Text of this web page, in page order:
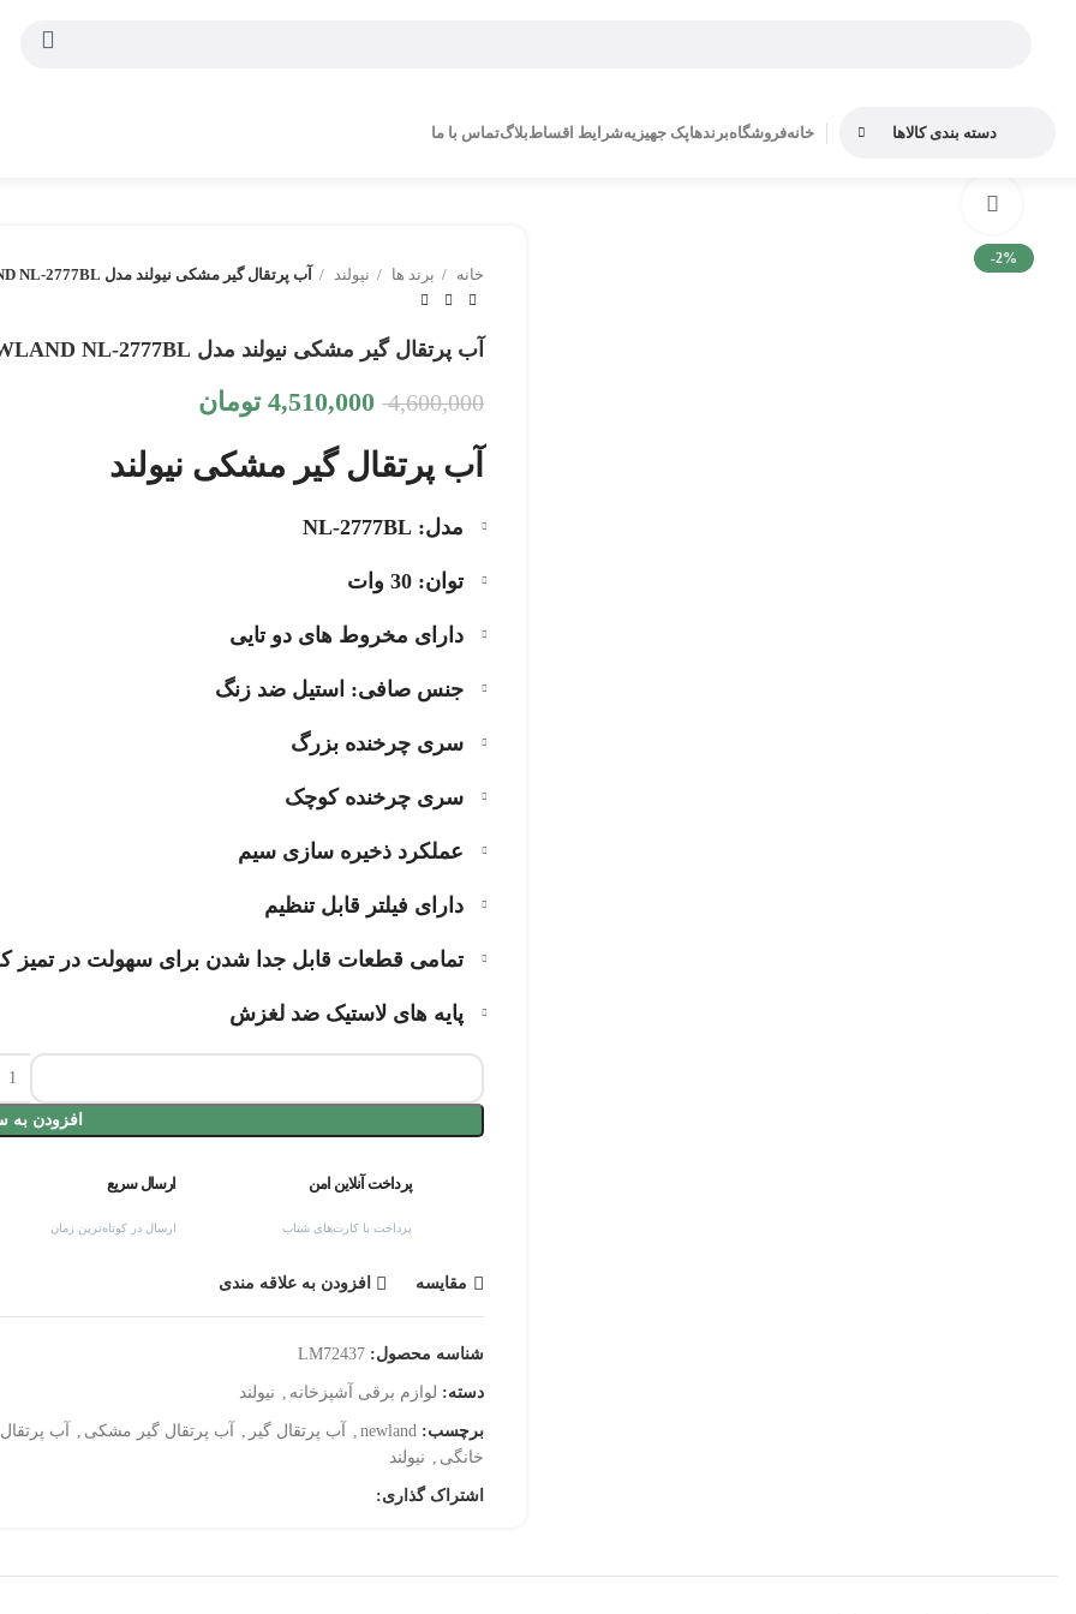
دسته بندی کالاها خانهفروشگاهبرندهاپک جهیزیهشرایط اقساطبلاگتماس با ما
-2%
خانه برند ها نیولند آب پرتقال گیر مشکی نیولند مدل Orange juice NEWLAND NL-2777BL
آب پرتقال گیر مشکی نیولند مدل Orange juice NEWLAND NL-2777BL
4,600,000
4,510,000 تومان
آب پرتقال گیر مشکی نیولند
مدل: NL-2777BL
توان: 30 وات
دارای مخروط های دو تایی
جنس صافی: استیل ضد زنگ
سری چرخنده بزرگ
سری چرخنده کوچک
عملکرد ذخیره سازی سیم
دارای فیلتر قابل تنظیم
تمامی قطعات قابل جدا شدن برای سهولت در تمیز
پایه های لاستیک ضد لغزش
افزودن به
پرداخت آنلاین امن
پرداخت با کارت‌های شتاب
ارسال سریع
ارسال در کوتاه‌ترین زمان
مقایسه افزودن به علاقه مندی
شناسه محصول: LM72437
دسته: لوازم برقی آشپزخانه , نیولند
برچسب: newland
, آب پرتقال گیر , آب پرتقال گیر مشکی ,
آب
خانگی , نیولند
اشتراک گذاری: